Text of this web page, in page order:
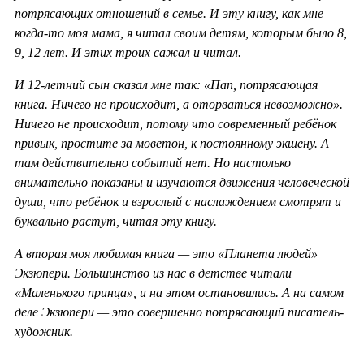
потрясающих отношений в семье. И эту книгу, как мне
когда-то моя мама, я читал своим детям, которым было 8,
9, 12 лет. И этих троих сажал и читал.
И 12-летний сын сказал мне так: «Пап, потрясающая
книга. Ничего не происходит, а оторваться невозможно».
Ничего не происходит, потому что современный ребёнок
привык, простите за моветон, к постоянному экшену. А
там действительно событий нет. Но настолько
внимательно показаны и изучаются движения человеческой
души, что ребёнок и взрослый с наслаждением смотрят и
буквально растут, читая эту книгу.
А вторая моя любимая книга — это «Планета людей»
Экзюпери. Большинство из нас в детстве читали
«Маленького принца», и на этом остановились. А на самом
деле Экзюпери — это совершенно потрясающий писатель-
художник.